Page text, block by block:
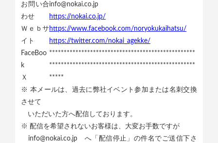
お問い合
わせ
Ｗｅｂサ
イト
FaceBoo
k
Ｘ
info@nokai.co.jp
https://nokai.co.jp/
https://www.facebook.com/noryokukaihatsu/
https://twitter.com/nokai_agekke/
**************************************************
**************************************************
*****
※ 本メールは、過去に弊社イベント参加または名刺交換
させて
いただいた方へ配信しております。
※ 配信を希望されないお客様は、大変お手数ですが
info@nokai.co.jp へ「配信停止」の件名でご送信下さ